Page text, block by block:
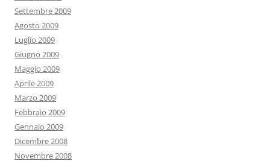
Settembre 2009
Agosto 2009
Luglio 2009
Giugno 2009
Maggio 2009
Aprile 2009
Marzo 2009
Febbraio 2009
Gennaio 2009
Dicembre 2008
Novembre 2008